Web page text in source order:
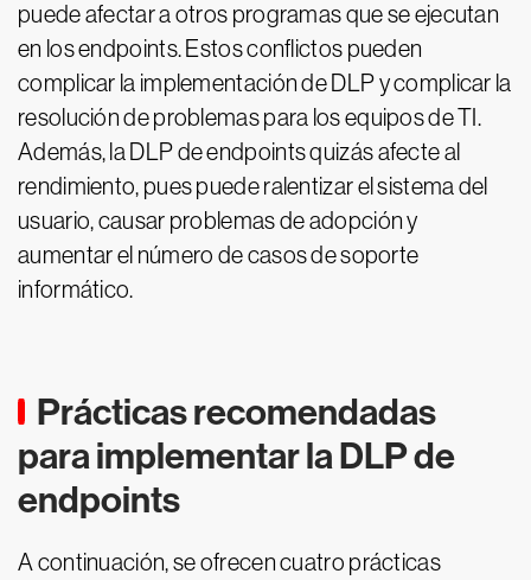
puede afectar a otros programas que se ejecutan
en los endpoints. Estos conflictos pueden
complicar la implementación de DLP y complicar la
resolución de problemas para los equipos de TI.
Además, la DLP de endpoints quizás afecte al
rendimiento, pues puede ralentizar el sistema del
usuario, causar problemas de adopción y
aumentar el número de casos de soporte
informático.
Prácticas recomendadas
para implementar la DLP de
endpoints
A continuación, se ofrecen cuatro prácticas